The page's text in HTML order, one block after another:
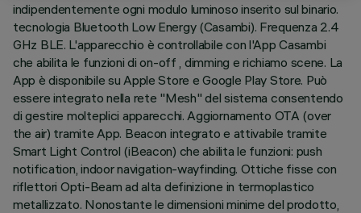
indipendentemente ogni modulo luminoso inserito sul binario.
tecnologia Bluetooth Low Energy (Casambi). Frequenza 2.4
GHz BLE. L'apparecchio è controllabile con l'App Casambi
che abilita le funzioni di on-off , dimming e richiamo scene. La
App è disponibile su Apple Store e Google Play Store. Può
essere integrato nella rete "Mesh" del sistema consentendo
di gestire molteplici apparecchi. Aggiornamento OTA (over
the air) tramite App. Beacon integrato e attivabile tramite
Smart Light Control (iBeacon) che abilita le funzioni: push
notification, indoor navigation-wayfinding. Ottiche fisse con
riflettori Opti-Beam ad alta definizione in termoplastico
metallizzato. Nonostante le dimensioni minime del prodotto,